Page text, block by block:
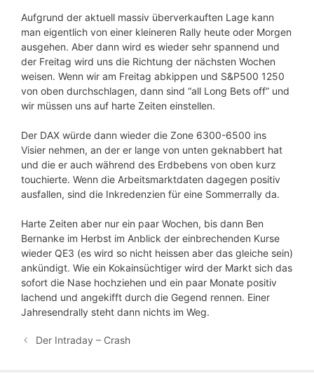
Aufgrund der aktuell massiv überverkauften Lage kann
man eigentlich von einer kleineren Rally heute oder Morgen
ausgehen. Aber dann wird es wieder sehr spannend und
der Freitag wird uns die Richtung der nächsten Wochen
weisen. Wenn wir am Freitag abkippen und S&P500 1250
von oben durchschlagen, dann sind “all Long Bets off” und
wir müssen uns auf harte Zeiten einstellen.
Der DAX würde dann wieder die Zone 6300-6500 ins
Visier nehmen, an der er lange von unten geknabbert hat
und die er auch während des Erdbebens von oben kurz
touchierte. Wenn die Arbeitsmarktdaten dagegen positiv
ausfallen, sind die Inkredenzien für eine Sommerrally da.
Harte Zeiten aber nur ein paar Wochen, bis dann Ben
Bernanke im Herbst im Anblick der einbrechenden Kurse
wieder QE3 (es wird so nicht heissen aber das gleiche sein)
ankündigt. Wie ein Kokainsüchtiger wird der Markt sich das
sofort die Nase hochziehen und ein paar Monate positiv
lachend und angekifft durch die Gegend rennen. Einer
Jahresendrally steht dann nichts im Weg.
Der Intraday – Crash